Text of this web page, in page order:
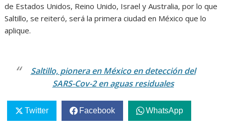
de Estados Unidos, Reino Unido, Israel y Australia, por lo que
Saltillo, se reiteró, será la primera ciudad en México que lo
aplique.
Saltillo, pionera en México en detección del
SARS-Cov-2 en aguas residuales
Twitter Facebook WhatsApp